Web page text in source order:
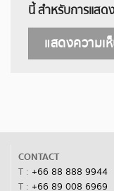
นี้ สำหรับการแสด
CONTACT
T : +66 88 888 9944
T : +66 89 008 6969